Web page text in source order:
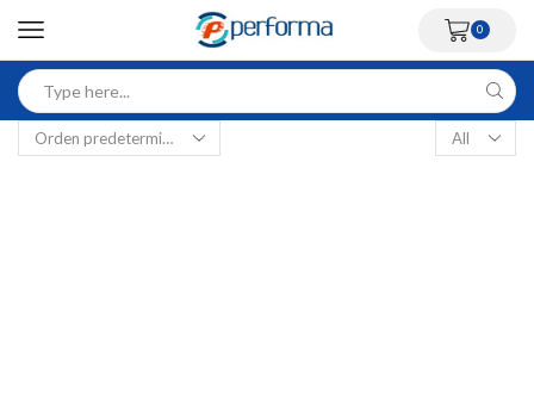
0